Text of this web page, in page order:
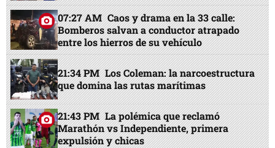
07:27 AM Caos y drama en la 33 calle:
Bomberos salvan a conductor atrapado
entre los hierros de su vehículo
21:34 PM Los Coleman: la narcoestructura
que domina las rutas marítimas
21:43 PM La polémica que reclamó
Marathón vs Independiente, primera
expulsión y chicas